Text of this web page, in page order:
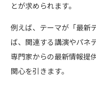
とが求められます。
例えば、テーマが「最新
ば、関連する講演やパネ
専門家からの最新情報提
関心を引きます。